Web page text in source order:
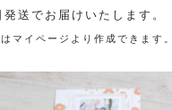
送でお届けいたします。
マイページより作成できます。